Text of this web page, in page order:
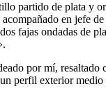
partido de plata y
en jefe
fajas ondadas de
por mí, resaltado
perfil exterior